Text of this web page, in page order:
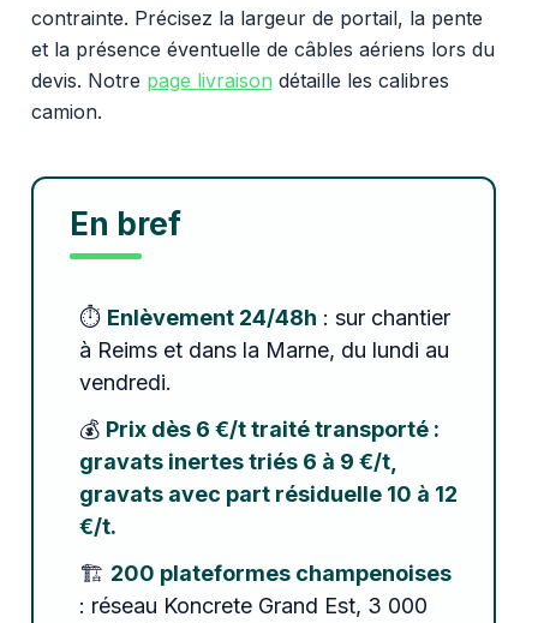
contrainte. Précisez la largeur de portail, la pente
et la présence éventuelle de câbles aériens lors du
devis. Notre page livraison détaille les calibres
camion.
En bref
⏱️ Enlèvement 24/48h : sur chantier
à Reims et dans la Marne, du lundi au
vendredi.
💰 Prix dès 6 €/t traité transporté :
gravats inertes triés 6 à 9 €/t,
gravats avec part résiduelle 10 à 12
€/t.
🏗️ 200 plateformes champenoises
: réseau Koncrete Grand Est, 3 000